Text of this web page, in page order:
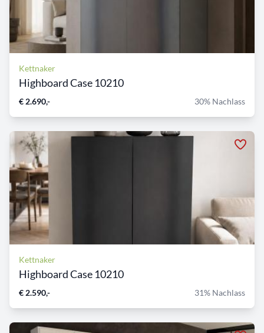
Kettnaker
Highboard Case 10210
€ 2.690,- 30% Nachlass
Kettnaker
Highboard Case 10210
€ 2.590,- 31% Nachlass